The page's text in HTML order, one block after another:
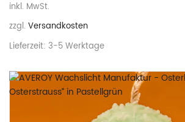
inkl. MwSt.
zzgl. Versandkosten
Lieferzeit: 3-5 Werktage